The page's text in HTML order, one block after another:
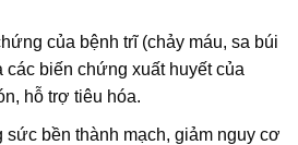
của bệnh trĩ (chảy máu, sa búi
các biến chứng xuất huyết của
hỗ trợ tiêu hóa.
sức bền thành mạch, giảm nguy cơ